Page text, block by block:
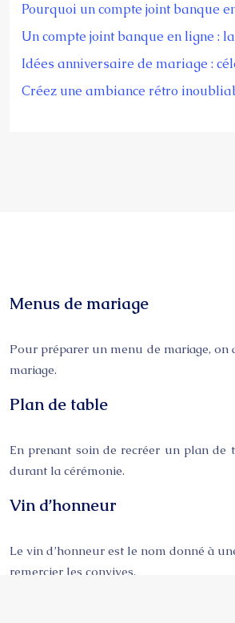
Pourquoi un compte joint banque
Un compte joint banque en ligne :
Idées anniversaire de mariage :
Créez une ambiance rétro
Menus de mariage
Pour préparer un menu de mariage,
mariage.
Plan de table
En prenant soin de recréer un plan de
durant la cérémonie.
Vin d’honneur
Le vin d’honneur est le nom donné à
remercier les convives.